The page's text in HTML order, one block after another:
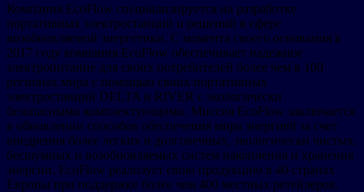
Компания EcoFlow специализируется на разработке
портативных электростанций и решений в сфере
возобновляемой энергетики. С момента своего основания в
2017 году компания EcoFlow обеспечивает надежное
электропитание для своих потребителей более чем в 100
регионах мира с помощью своих портативных
электростанций DELTA и RIVER с экологически
безопасными комплектующими. Миссия EcoFlow заключается
в обновлении способов обеспечения мира энергией за счет
внедрения более легких и долговечных, экологически чистых,
бесшумных и возобновляемых систем накопления и хранения
энергии. EcoFlow реализует свою продукцию в 40 странах
Европы при поддержке более чем 400 местных ретейлеров.